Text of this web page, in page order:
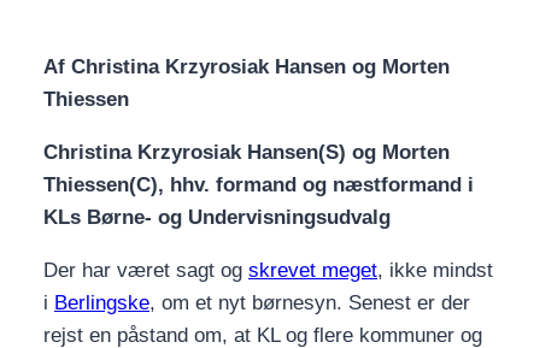
Af Christina Krzyrosiak Hansen og Morten
Thiessen
Christina Krzyrosiak Hansen(S) og Morten
Thiessen(C), hhv. formand og næstformand i
KLs Børne- og Undervisningsudvalg
Der har været sagt og skrevet meget, ikke mindst
i Berlingske, om et nyt børnesyn. Senest er der
rejst en påstand om, at KL og flere kommuner og